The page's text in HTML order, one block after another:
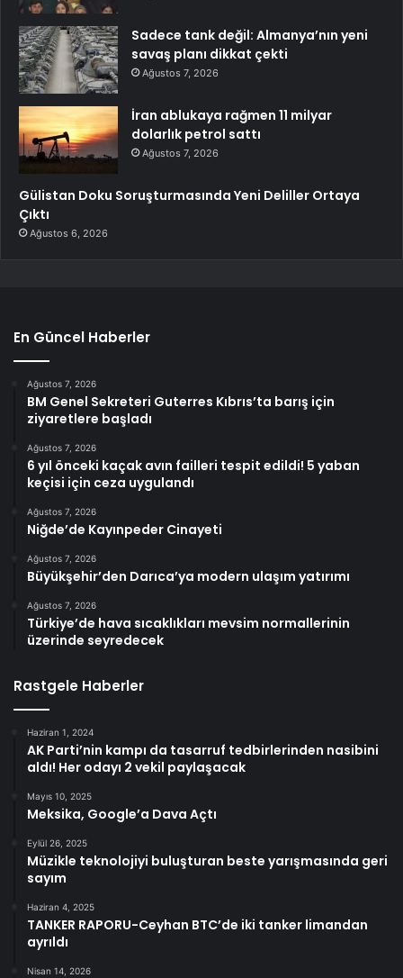
Sadece tank değil: Almanya’nın yeni
savaş planı dikkat çekti
Ağustos 7, 2026
İran ablukaya rağmen 11 milyar
dolarlık petrol sattı
Ağustos 7, 2026
Gülistan Doku Soruşturmasında Yeni Deliller Ortaya
Çıktı
Ağustos 6, 2026
En Güncel Haberler
Ağustos 7, 2026
BM Genel Sekreteri Guterres Kıbrıs’ta barış için
ziyaretlere başladı
Ağustos 7, 2026
6 yıl önceki kaçak avın failleri tespit edildi! 5 yaban
keçisi için ceza uygulandı
Ağustos 7, 2026
Niğde’de Kayınpeder Cinayeti
Ağustos 7, 2026
Büyükşehir’den Darıca’ya modern ulaşım yatırımı
Ağustos 7, 2026
Türkiye’de hava sıcaklıkları mevsim normallerinin
üzerinde seyredecek
Rastgele Haberler
Haziran 1, 2024
AK Parti’nin kampı da tasarruf tedbirlerinden nasibini
aldı! Her odayı 2 vekil paylaşacak
Mayıs 10, 2025
Meksika, Google’a Dava Açtı
Eylül 26, 2025
Müzikle teknolojiyi buluşturan beste yarışmasında geri
sayım
Haziran 4, 2025
TANKER RAPORU-Ceyhan BTC’de iki tanker limandan
ayrıldı
Nisan 14, 2026